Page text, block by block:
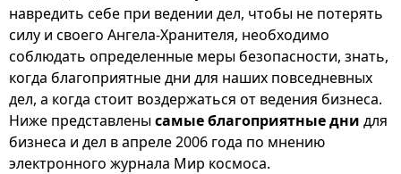
навредить себе при ведении дел, чтобы не потерять
силу и своего Ангела-Хранителя, необходимо
соблюдать определенные меры безопасности, знать,
когда благоприятные дни для наших повседневных
дел, а когда стоит воздержаться от ведения бизнеса.
Ниже представленысамые благоприятные дни для
бизнеса и дел в апреле 2006 года по мнению
электронного журнала Мир космоса.